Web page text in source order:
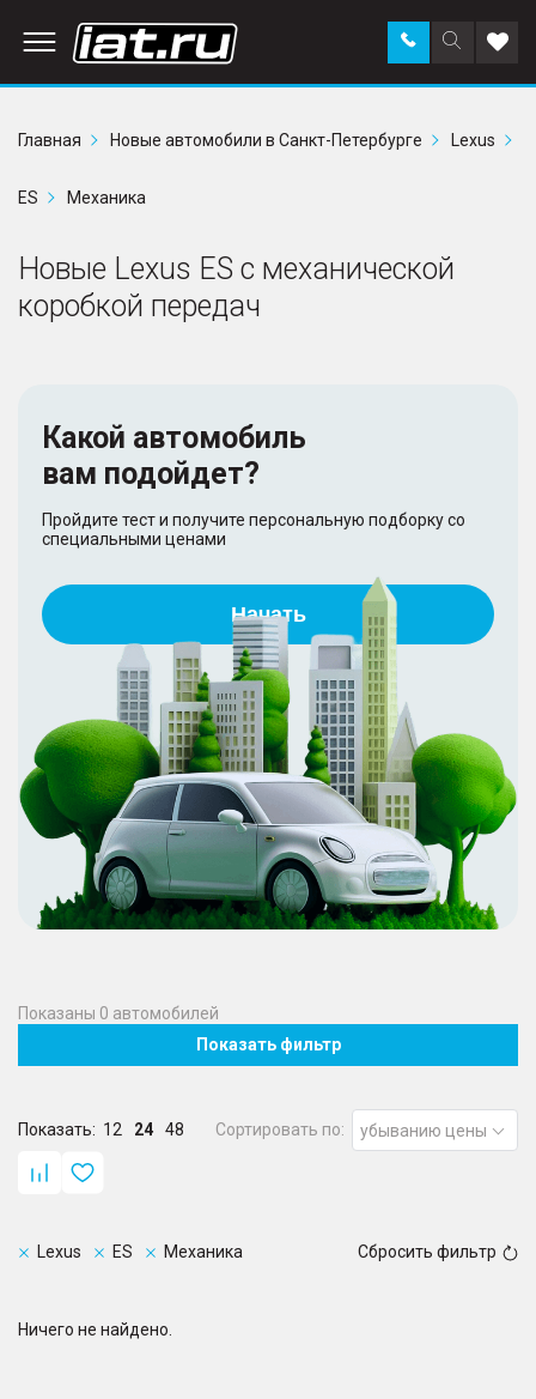
Поиск
по
Заказать
звонок в
Главная
Новые автомобили в Санкт-Петербурге Lexus
ES Механика
Новые Lexus ES с механической
коробкой передач
Какой автомобиль
вам подойдет?
Пройдите тест и получите персональную подборку со
специальными ценами
Начать
Показаны 0 автомобилей
Показать фильтр
Показать: 12 24 48 Сортировать по: убыванию цены
Lexus ES Механика Сбросить фильтр
Ничего не найдено.